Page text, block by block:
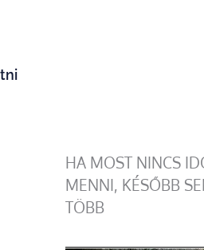
HA MOST NINCS
MENNI, KÉSŐBB
TÖBB